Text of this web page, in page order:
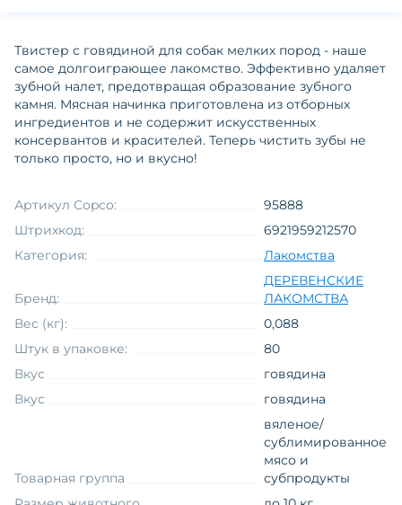
Твистер с говядиной для собак мелких пород - наше
самое долгоиграющее лакомство. Эффективно удаляет
зубной налет, предотвращая образование зубного
камня. Мясная начинка приготовлена из отборных
ингредиентов и не содержит искусственных
консервантов и красителей. Теперь чистить зубы не
только просто, но и вкусно!
Артикул Copco:
95888
Штрихкод:
6921959212570
Категория:
Лакомства
Бренд:
ДЕРЕВЕНСКИЕ
ЛАКОМСТВА
Вес (кг):
0,088
Штук в упаковке:
80
Вкус
говядина
Вкус
говядина
Товарная группа
вяленое/
сублимированное
мясо и
субпродукты